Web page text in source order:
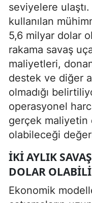
seviyelere
kullanılan
5,6 milyar dolar
rakama savaş
maliyetleri,
destek ve diğer
olmadığı
operasyonel
gerçek maliyetin
olabileceği
İKI AYLIK
DOLAR
Ekonomik